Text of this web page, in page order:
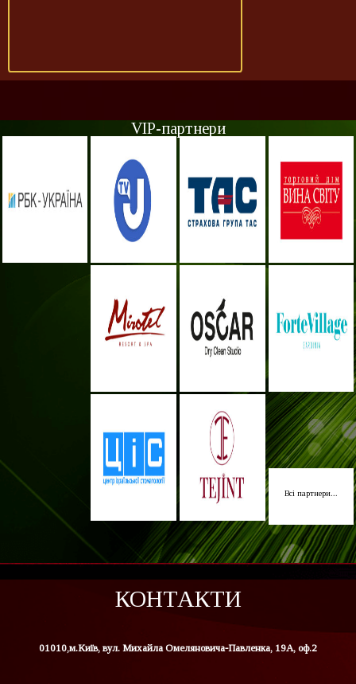
VIP-партнери
Всі партнери...
КОНТАКТИ
01010,м.Київ, вул. Михайла Омеляновича-Павленка, 19А, оф.2